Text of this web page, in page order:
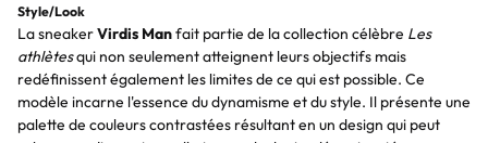
Style/Look
La sneakerVirdis Manfait partie de la collection célèbre Les
athlètesqui non seulement atteignent leurs objectifs mais
redéfinissent également les limites de ce qui est possible. Ce
modèle incarne l'essence du dynamisme et du style. Il présente une
palette de couleurs contrastées résultant en un design qui peut